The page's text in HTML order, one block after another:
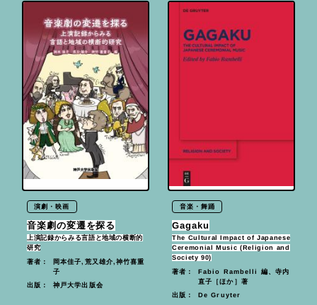
演劇・映画
音楽劇の変遷を探る
上演記録からみる言語と地域の横断的
研究
著者： 岡本佳子,荒又雄介,神竹喜重
子
出版： 神戸大学出版会
音楽・舞踊
Gagaku
The Cultural Impact of Japanese
Ceremonial Music (Religion and
Society 90)
著者： Fabio Rambelli 編、寺内
直子［ほか］著
出版： De Gruyter